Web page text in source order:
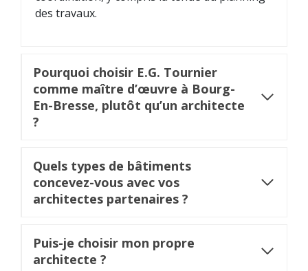
des travaux.
Pourquoi choisir E.G. Tournier
comme maître d’œuvre à Bourg-
En-Bresse, plutôt qu’un architecte
?
Quels types de bâtiments
concevez-vous avec vos
architectes partenaires ?
Puis-je choisir mon propre
architecte ?